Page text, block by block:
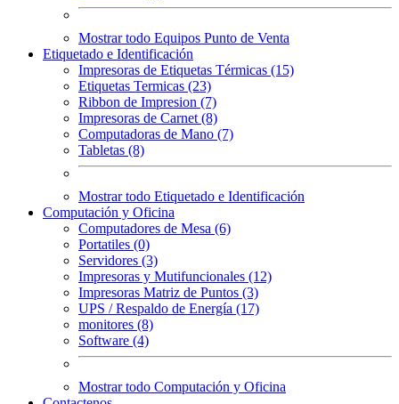
Mostrar todo Equipos Punto de Venta
Etiquetado e Identificación
Impresoras de Etiquetas Térmicas (15)
Etiquetas Termicas (23)
Ribbon de Impresion (7)
Impresoras de Carnet (8)
Computadoras de Mano (7)
Tabletas (8)
Mostrar todo Etiquetado e Identificación
Computación y Oficina
Computadores de Mesa (6)
Portatiles (0)
Servidores (3)
Impresoras y Mutifuncionales (12)
Impresoras Matriz de Puntos (3)
UPS / Respaldo de Energía (17)
monitores (8)
Software (4)
Mostrar todo Computación y Oficina